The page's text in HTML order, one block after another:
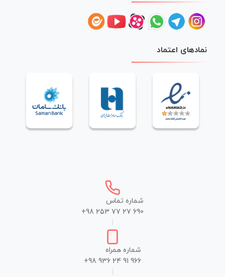
نمادهای اعتماد
شماره تماس
+98 253 77 27 690
شماره همراه
+98 936 24 91 966